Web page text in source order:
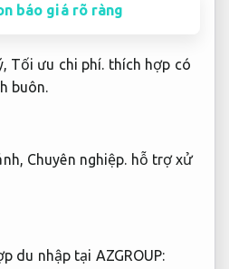
báo giá rõ ràng
Tối ưu chi phí. thích hợp có
buôn.
Chuyên nghiệp. hỗ trợ xử
du nhập tại AZGROUP: